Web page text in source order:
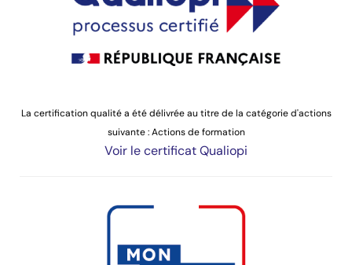
La certification qualité a été délivrée au titre de la catégorie d'actions
suivante : Actions de formation
Voir le certificat Qualiopi